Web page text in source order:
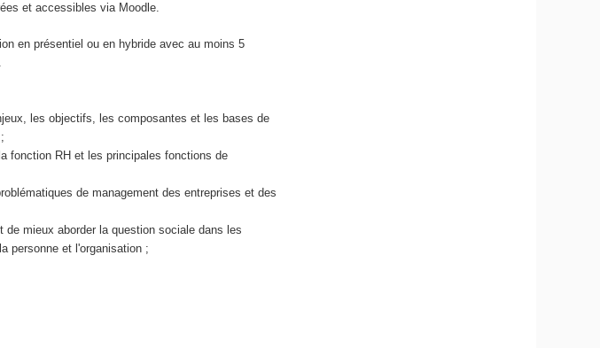
et accessibles via Moodle.
en présentiel ou en hybride avec au moins 5
les objectifs, les composantes et les bases de
fonction RH et les principales fonctions de
de management des entreprises et des
mieux aborder la question sociale dans les
personne et l'organisation ;